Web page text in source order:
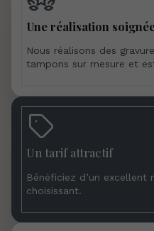
Une réalisation
Nous réalisons des
tampons sur mesure et
Un tarif attractif
Bénéficiez d’un
choisissant.